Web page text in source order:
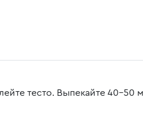
тесто. Выпекайте 40-50